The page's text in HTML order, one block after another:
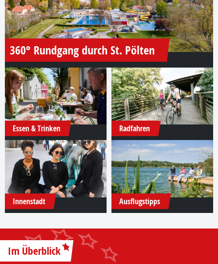
360° Rundgang durch St. Pölten
Essen & Trinken Radfahren
Innenstadt Ausflugstipps
Im Überblick